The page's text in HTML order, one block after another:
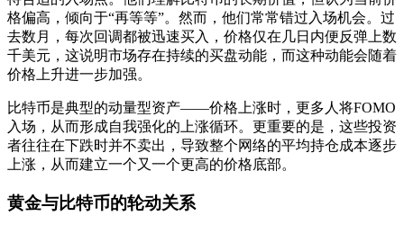
格偏高，倾向于“再等等”。然而，他们常常错过入场机会。过
去数月，每次回调都被迅速买入，价格仅在几日内便反弹上数
千美元，这说明市场存在持续的买盘动能，而这种动能会随着
价格上升进一步加强。
比特币是典型的动量型资产——价格上涨时，更多人将FOMO
入场，从而形成自我强化的上涨循环。更重要的是，这些投资
者往往在下跌时并不卖出，导致整个网络的平均持仓成本逐步
上涨，从而建立一个又一个更高的价格底部。
黄金与比特币的轮动关系